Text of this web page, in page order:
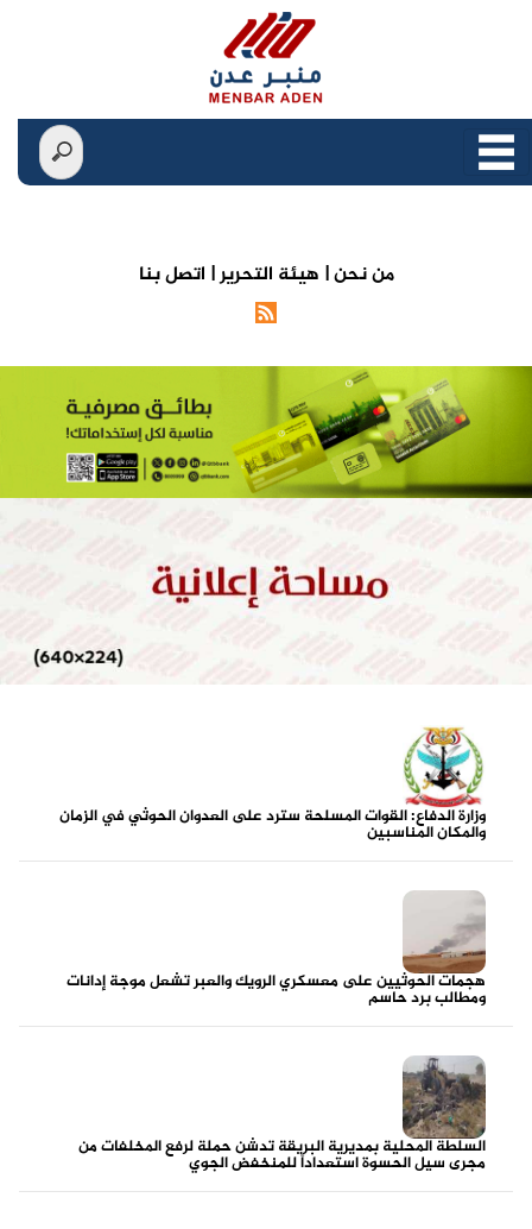
من نحن | هيئة التحرير | اتصل بنا
وزارة الدفاع: القوات المسلحة سترد على العدوان الحوثي في الزمان
والمكان المناسبين
هجمات الحوثيين على معسكري الرويك والعبر تشعل موجة إدانات
ومطالب برد حاسم
السلطة المحلية بمديرية البريقة تدشن حملة لرفع المخلفات من
مجرى سيل الحسوة استعداداً للمنخفض الجوي